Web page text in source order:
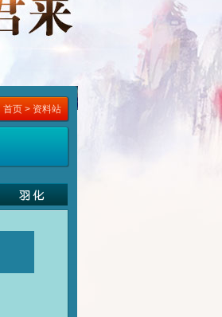
首页> 资料站